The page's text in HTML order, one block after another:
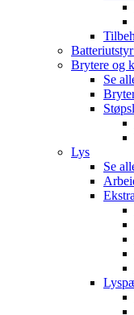
Brytere og
Se
Lys
Se